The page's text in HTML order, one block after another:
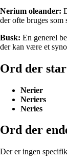
Nerium oleander:
der ofte bruges
Busk: En generel
der kan være et
Ord der
Nerier
Neriers
Neries
Ord der
Der er ingen